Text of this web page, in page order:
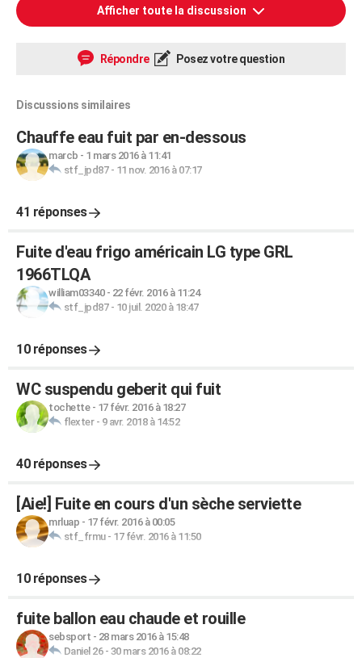
Afficher toute la discussion
Répondre Posez votre question
Discussions similaires
Chauffe eau fuit par en-dessous
marcb - 1 mars 2016 à 11:41
stf_jpd87- 11 nov. 2016 à 07:17
41 réponses
Fuite d'eau frigo américain LG type GRL
1966TLQA
william03340- 22 févr. 2016 à 11:24
stf_jpd87- 10 juil. 2020 à 18:47
10 réponses
WC suspendu geberit qui fuit
tochette- 17 févr. 2016 à 18:27
flexter- 9 avr. 2018 à 14:52
40 réponses
[Aie!] Fuite en cours d'un sèche serviette
mrluap - 17 févr. 2016 à 00:05
stf_frmu- 17 févr. 2016 à 11:50
10 réponses
fuite ballon eau chaude et rouille
sebsport - 28 mars 2016 à 15:48
Daniel 26- 30 mars 2016 à 08:22